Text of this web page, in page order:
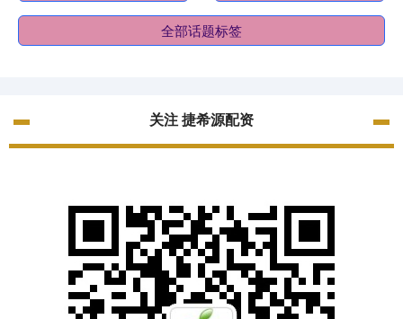
全部话题标签
关注 捷希源配资